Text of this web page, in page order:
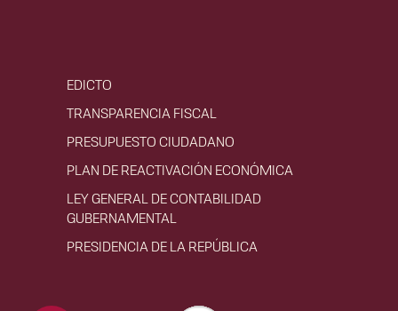
EDICTO
TRANSPARENCIA FISCAL
PRESUPUESTO CIUDADANO
PLAN DE REACTIVACIÓN ECONÓMICA
LEY GENERAL DE CONTABILIDAD
GUBERNAMENTAL
PRESIDENCIA DE LA REPÚBLICA